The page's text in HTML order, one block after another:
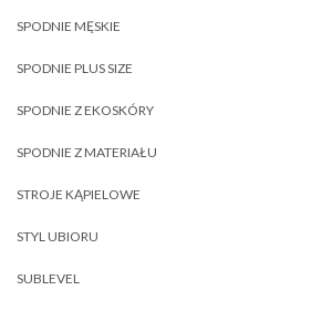
SPODNIE MĘSKIE
SPODNIE PLUS SIZE
SPODNIE Z EKOSKÓRY
SPODNIE Z MATERIAŁU
STROJE KĄPIELOWE
STYL UBIORU
SUBLEVEL